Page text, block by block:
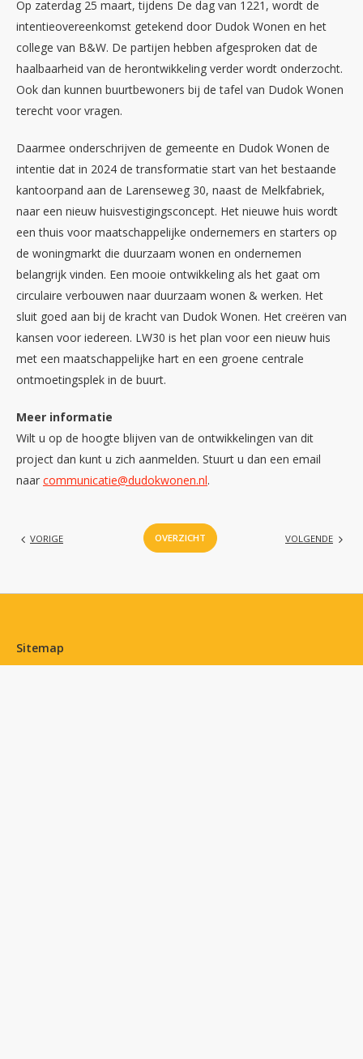
Op zaterdag 25 maart, tijdens De dag van 1221, wordt de
intentieovereenkomst getekend door Dudok Wonen en het
college van B&W. De partijen hebben afgesproken dat de
haalbaarheid van de herontwikkeling verder wordt onderzocht.
Ook dan kunnen buurtbewoners bij de tafel van Dudok Wonen
terecht voor vragen.
Daarmee onderschrijven de gemeente en Dudok Wonen de
intentie dat in 2024 de transformatie start van het bestaande
kantoorpand aan de Larenseweg 30, naast de Melkfabriek,
naar een nieuw huisvestigingsconcept. Het nieuwe huis wordt
een thuis voor maatschappelijke ondernemers en starters op
de woningmarkt die duurzaam wonen en ondernemen
belangrijk vinden. Een mooie ontwikkeling als het gaat om
circulaire verbouwen naar duurzaam wonen & werken. Het
sluit goed aan bij de kracht van Dudok Wonen. Het creëren van
kansen voor iedereen. LW30 is het plan voor een nieuw huis
met een maatschappelijke hart en een groene centrale
ontmoetingsplek in de buurt.
Meer informatie
Wilt u op de hoogte blijven van de ontwikkelingen van dit
project dan kunt u zich aanmelden. Stuurt u dan een email
naar communicatie@dudokwonen.nl.
VOLGENDE
OVERZICHT
VORIGE
Contactinformatie
Sitemap